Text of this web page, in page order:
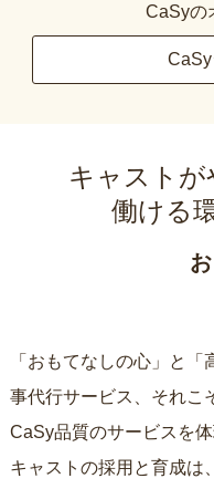
CaSyの
キャストが
働ける
「おもてなしの心」と
事代行サービス、それこ
CaSy品質のサービスを
キャストの採用と育成は、